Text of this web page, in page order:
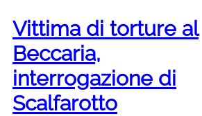
Vittima di torture al
Beccaria,
interrogazione di
Scalfarotto